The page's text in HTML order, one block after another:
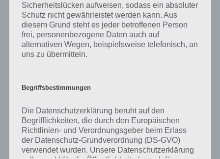
KOMMENTAR
jmatzup 30.07.2012 03:47
Bestes MusikApp! Mein absolutes LieblingsApp in Sachen
(kostenlose) Musik. Alle Songs laden superschnell und in perfekter
Qualität. Man hört keinen unterschied zu iTunes & Co. Am meisten
Sicherheitslücken aufweisen, sodass ein absoluter
Schutz nicht gewährleistet werden kann. Aus
diesem Grund steht es jeder betroffenen Person
frei, personenbezogene Daten auch auf
alternativen Wegen, beispielsweise telefonisch, an
uns zu übermitteln.
Begriffsbestimmungen
Die Datenschutzerklärung beruht auf den
Begrifflichkeiten, die durch den Europäischen
Richtlinien- und Verordnungsgeber beim Erlass
der Datenschutz-Grundverordnung (DS-GVO)
verwendet wurden. Unsere Datenschutzerklärung